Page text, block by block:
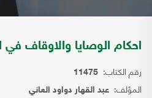
احكام الوصايا والاوقاف في
رقم الكتاب: 11475
المؤلف: عبد القهار دواود العاني